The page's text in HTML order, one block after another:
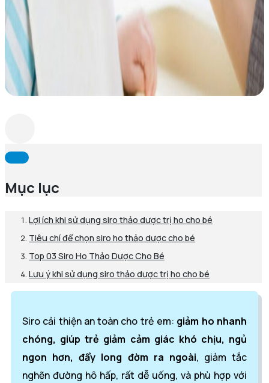
Mục lục
Lợi ích khi sử dụng siro thảo dược trị ho cho bé
Tiêu chí để chọn siro ho thảo dược cho bé
Top 03 Siro Ho Thảo Dược Cho Bé
Lưu ý khi sử dụng siro thảo dược trị ho cho bé
Siro cải thiện an toàn cho trẻ em: giảm ho nhanh
chóng, giúp trẻ giảm cảm giác khó chịu, ngủ
ngon hơn, đẩy long đờm ra ngoài, giảm tắc
nghẽn đường hô hấp, rất dễ uống, và phù hợp với